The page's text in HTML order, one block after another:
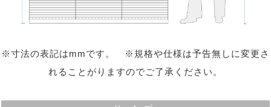
※寸法の表記はmmです。 ※規格や仕様は予告無しに変更さ
れることがりますのでご了承ください。